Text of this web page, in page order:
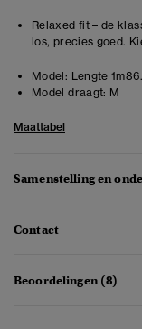
Relaxed fit – de
los, precies goed.
Model: Lengte
Model draagt: M
Maattabel
Samenstelling en
Contact
Beoordelingen (8)